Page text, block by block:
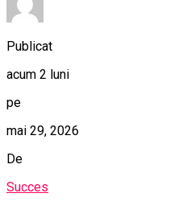
Publicat
acum 2 luni
pe
mai 29, 2026
De
Succes